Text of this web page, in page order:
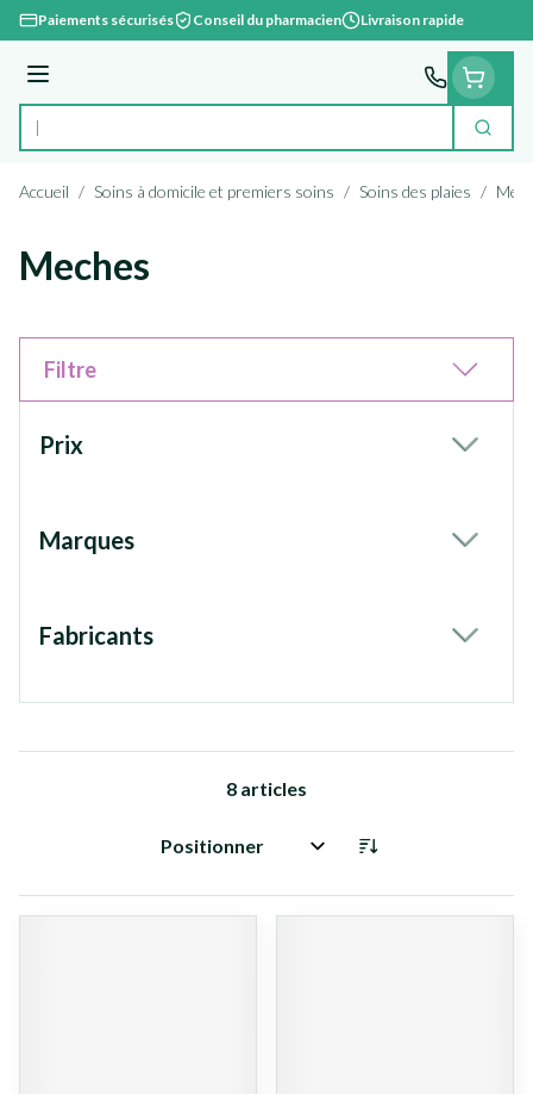
Aller au contenu
Paiements sécurisés Conseil du pharmacien Livraison rapide
Menu
Rechercher
Accueil / Soins à domicile et premiers soins / Soins des plaies /
Meches
Filtre
Prix
Marques
Fabricants
8 articles
Trier par: